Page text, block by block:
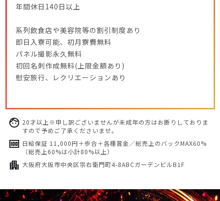
年間休日140日以上
系列飲食店や美容院等の割引制度あり
即日入寮可能、初月寮費無料
パネル撮影永久無料
初回名刺作成無料(上限金額あり)
慰安旅行、レクリエーションあり
20才以上※申し訳ございませんが未成年の方はお断りしておりま
すので予めご了承くださいませ。
日給保証 11,000円＋歩合＋各種賞金／総売上のバックMAX60%
（総売上60%は小計80%以上）
大阪府大阪市中央区宗右衛門町4-8ABCガーデンビルB1F